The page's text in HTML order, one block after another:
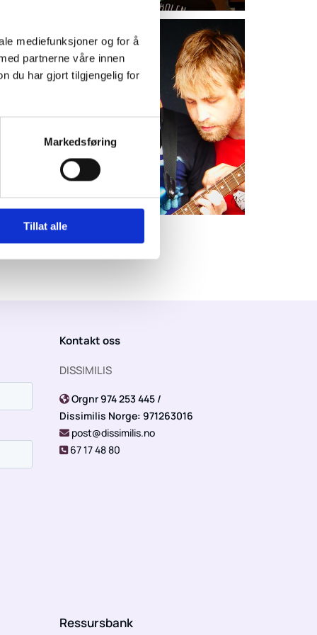
mediefunksjoner og for å
partnerne våre innen
du har gjort tilgjengelig for
Markedsføring
Tillat alle
Kontakt oss
DISSIMILIS
 Orgnr 974 253 445 /
Dissimilis Norge: 971263016
 post@dissimilis.no
 67 17 48 80
Ressursbank